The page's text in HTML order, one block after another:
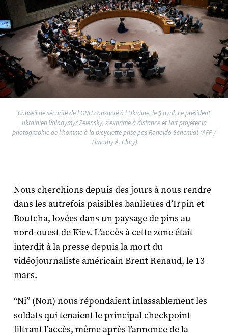
Conseil de sécurité de l'ONU consacré à l'Ukraine, le 5 avril. Le président
ukrainien Volodymyr Zelensky, s'exprime à distance et fait projeter la
photographie de l'homme à la bicyclette prise pas Ronaldo Schemidt (AFP /
Timothy A. Clary)
Nous cherchions depuis des jours à nous rendre
dans les autrefois paisibles banlieues d’Irpin et
Boutcha, lovées dans un paysage de pins au
nord-ouest de Kiev. L’accès à cette zone était
interdit à la presse depuis la mort du
vidéojournaliste américain Brent Renaud, le 13
mars.
“Ni” (Non) nous répondaient inlassablement les
soldats qui tenaient le principal checkpoint
filtrant l’accès, même après l’annonce de la